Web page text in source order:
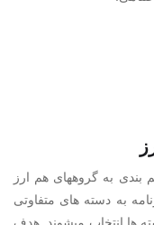
به گروههای هم ارز
به دسته های متفاوتی